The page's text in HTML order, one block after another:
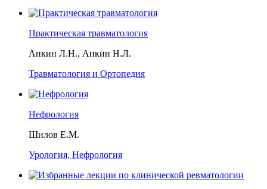
Практическая травматология
Анкин Л.Н., Анкин Н.Л.
Травматология и Ортопедия
Нефрология
Шилов Е.М.
Урология, Нефрология